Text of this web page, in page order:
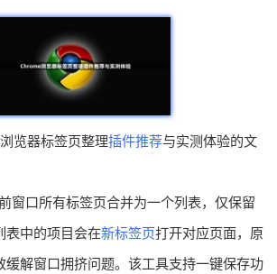
览器标签页整理插件推荐与实测体验的文
窗口所有标签页合并为一个列表，仅保留
表中的项目会在新标签页打开对应页面，原
缓解窗口拥挤问题。该工具支持一键保存功